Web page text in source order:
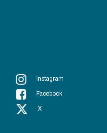
Instagram
Facebook
X